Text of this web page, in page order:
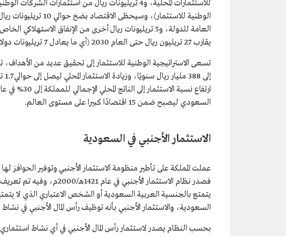
للاستثمارات المحلية، و4 تريليونات ريال من استثمارات
الوطنية للاستثمار)،
العامة للدولة، و5 تريليونات ريال أخرى من الإنفاق
يقارب 27 تريليون ريال حتى العام 2030 (أي ما يعادل 7 تريليونات دولار).
تسعى الاستراتيجية الوطنية للاستثمار إلى تحقيق عديد من الأهداف،
السعودي ليصبح ضمن 15 اقتصادًا كبيرا على مستوى العالم.
الاستثمار الأجنبي في السعودية
عملت المملكة على تأطير منظومة الاستثمار الأجنبي وتوفير الحوافز
فصدر نظام الاستثمار الأجنبي
يتمتع بالجنسية العربية السعودية أو الشخص الاعتباري الذي لا
السعودية، والاستثمار الأجنبي بأنه توظيف رأس المال الأجنبي في
بحسب النظام يصدر لاستثمار رأس المال الأجنبي في أي نشاط